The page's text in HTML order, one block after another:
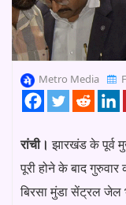
Metro Media
रांची। झारखंड के पूर्व
पूरी होने के बाद गुरुवार
बिरसा मुंडा सेंट्रल जेल